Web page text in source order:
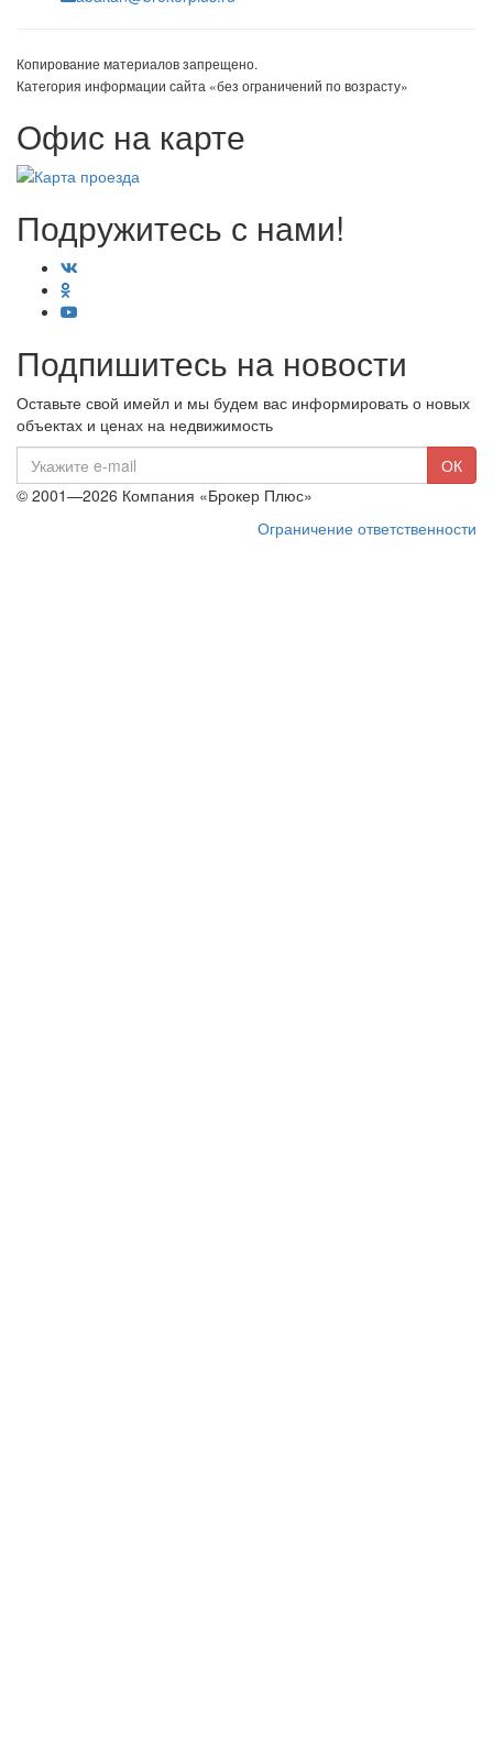
Копирование материалов запрещено.
Категория информации сайта «без ограничений по возрасту»
Офис на карте
Подружитесь с нами!
Подпишитесь на новости
Оставьте свой имейл и мы будем вас информировать о новых
объектах и ценах на недвижимость
mail
ОК
© 2001—2026 Компания «Брокер Плюс»
Ограничение ответственности